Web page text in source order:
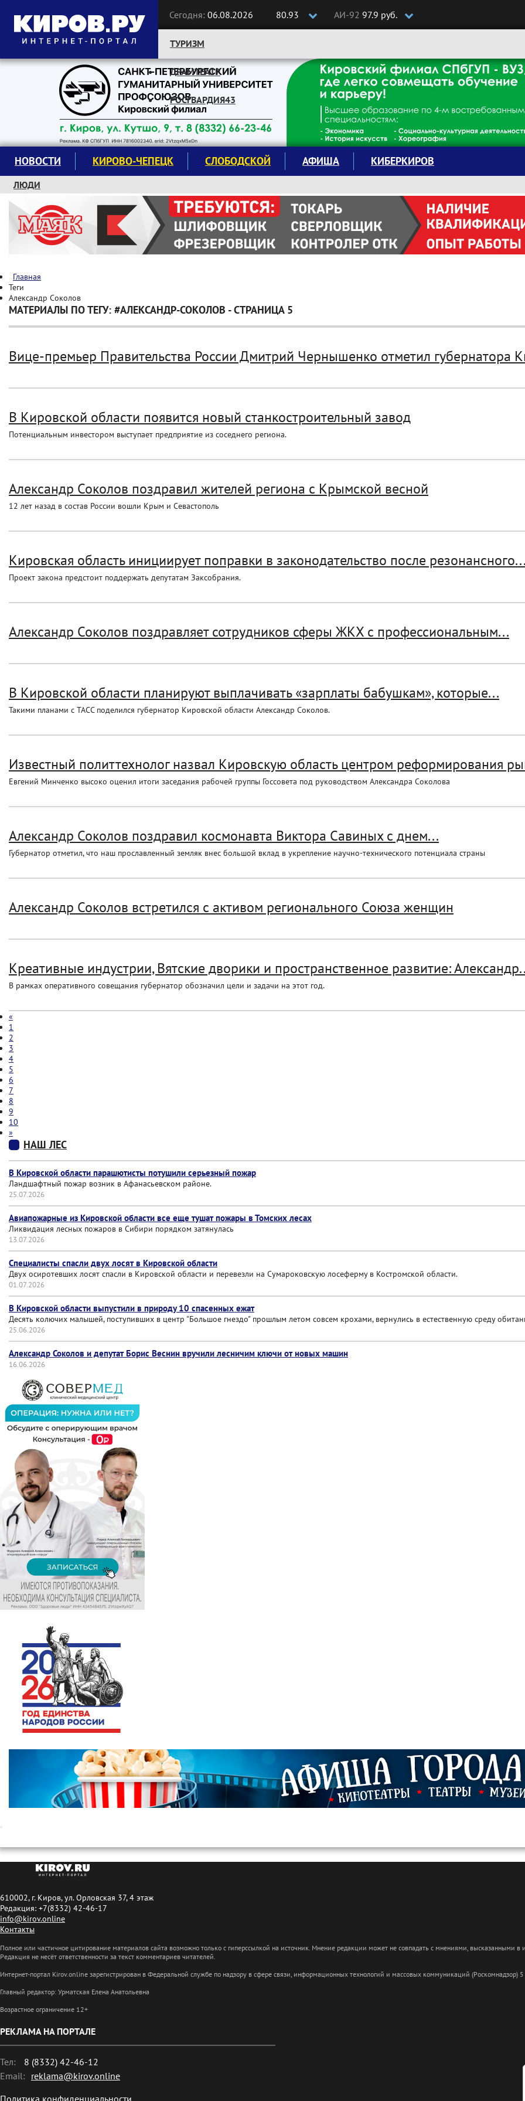
Сегодня: 06.08.2026 80.93 АИ-92 97.9 руб.
Следите за новостями:
ТУРИЗМ
ДРАМТЕАТР
РОСГВАРДИЯ43
НОВОСТИ КИРОВО-ЧЕПЕЦК СЛОБОДСКОЙ АФИША КИБЕРКИРОВ
ЛЮДИ
КРУЖКИ И СЕКЦИИ
ЗАВОДУ "МАЯК" 85 ЛЕТ
ЭКОЛОГИЯ
Главная
Теги
Александр Соколов
МАТЕРИАЛЫ ПО ТЕГУ: #АЛЕКСАНДР-СОКОЛОВ - СТРАНИЦА 5
Вице-премьер Правительства России Дмитрий Чернышенко отметил губернатора
В Кировской области появится новый станкостроительный завод
Потенциальным инвестором выступает предприятие из соседнего региона.
Александр Соколов поздравил жителей региона с Крымской весной
12 лет назад в состав России вошли Крым и Севастополь
Кировская область инициирует поправки в законодательство после
Проект закона предстоит поддержать депутатам Заксобрания.
Александр Соколов поздравляет сотрудников сферы ЖКХ с профессиональным...
В Кировской области планируют выплачивать «зарплаты бабушкам», которые...
Такими планами с ТАСС поделился губернатор Кировской области Александр Соколов.
Известный политтехнолог назвал Кировскую область центром реформирования
Евгений Минченко высоко оценил итоги заседания рабочей группы Госсовета под руководством Александра Соколова
Александр Соколов поздравил космонавта Виктора Савиных с днем...
Губернатор отметил, что наш прославленный земляк внес большой вклад в укрепление научно-технического потенциала страны
Александр Соколов встретился с активом регионального Союза женщин
Креативные индустрии, Вятские дворики и пространственное развитие:
В рамках оперативного совещания губернатор обозначил цели и задачи на этот год.
«
1
2
3
4
5
6
7
8
9
10
»
НАШ ЛЕС
В Кировской области парашютисты потушили серьезный пожар
Ландшафтный пожар возник в Афанасьевском районе.
25.07.2026
Авиапожарные из Кировской области все еще тушат пожары в Томских лесах
Ликвидация лесных пожаров в Сибири порядком затянулась
13.07.2026
Специалисты спасли двух лосят в Кировской области
Двух осиротевших лосят спасли в Кировской области и перевезли на Сумароковскую лосеферму в Костромской области.
01.07.2026
В Кировской области выпустили в природу 10 спасенных ежат
Десять колючих малышей, поступивших в центр "Большое гнездо" прошлым летом совсем крохами, вернулись в естественную среду
25.06.2026
Александр Соколов и депутат Борис Веснин вручили лесничим ключи от новых машин
16.06.2026
610002, г. Киров, ул. Орловская 37, 4 этаж
Редакция: +7(8332) 42-46-17
info@kirov.online
Контакты
Полное или частичное цитирование материалов сайта возможно только с гиперссылкой на источник. Мнение редакции может не совпадать с мнениями, высказанными
Редакция не несёт ответственности за текст комментариев читателей.
Интернет-портал Kirov.online зарегистрирован в Федеральной службе по надзору в сфере связи, информационных технологий и массовых коммуникаций
Главный редактор: Урматская Елена Анатольевна
Возрастное ограничение 12+
РЕКЛАМА НА ПОРТАЛЕ
Тел:
8 (8332) 42-46-12
Email: reklama@kirov.online
Политика конфиденциальности